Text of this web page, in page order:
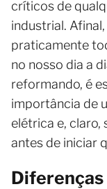
críticos de
industrial.
praticamente
no nosso dia a
reformando, é
importância de
elétrica e,
antes de iniciar